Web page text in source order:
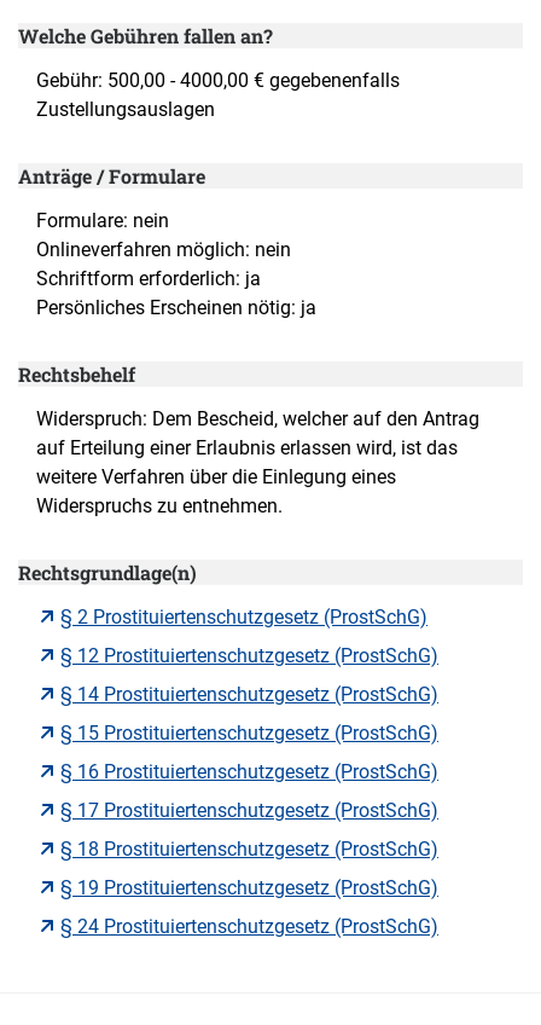
Welche Gebühren fallen an?
Gebühr: 500,00 - 4000,00 € gegebenenfalls
Zustellungsauslagen
Anträge / Formulare
Formulare: nein
Onlineverfahren möglich: nein
Schriftform erforderlich: ja
Persönliches Erscheinen nötig: ja
Rechtsbehelf
Widerspruch: Dem Bescheid, welcher auf den Antrag
auf Erteilung einer Erlaubnis erlassen wird, ist das
weitere Verfahren über die Einlegung eines
Widerspruchs zu entnehmen.
Rechtsgrundlage(n)
§ 2 Prostituiertenschutzgesetz (ProstSchG)
§ 12 Prostituiertenschutzgesetz (ProstSchG)
§ 14 Prostituiertenschutzgesetz (ProstSchG)
§ 15 Prostituiertenschutzgesetz (ProstSchG)
§ 16 Prostituiertenschutzgesetz (ProstSchG)
§ 17 Prostituiertenschutzgesetz (ProstSchG)
§ 18 Prostituiertenschutzgesetz (ProstSchG)
§ 19 Prostituiertenschutzgesetz (ProstSchG)
§ 24 Prostituiertenschutzgesetz (ProstSchG)